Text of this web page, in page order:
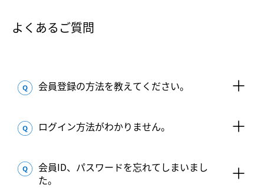
よくあるご質問
会員登録の方法を教えてください。
ログイン方法がわかりません。
会員ID、パスワードを忘れてしまいまし
た。